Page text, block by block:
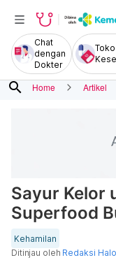
Chat
dengan
Dokter
Toko
search Home Artikel
Sayur Kelor
Superfood
Kehamilan
Ditinjau oleh Redaksi